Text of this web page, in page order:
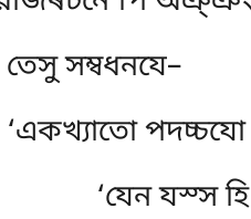
তেসু সম্বধনযে–
‘একখ্যাতো পদচ্চযো
‘যেন যস্স